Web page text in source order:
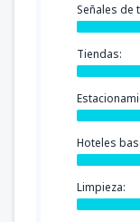
Señales de
Tiendas:
Hoteles
Limpieza: